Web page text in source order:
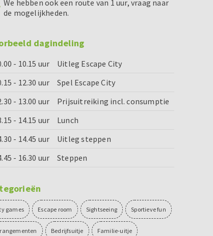
We hebben ook een route van 1 uur, vraag naar
de mogelijkheden.
dagindeling
- 10.15 uur
Uitleg Escape City
- 12.30 uur
Spel Escape City
- 13.00 uur
Prijsuitreiking incl. consumptie
- 14.15 uur
Lunch
- 14.45 uur
Uitleg steppen
- 16.30 uur
Steppen
games Escape room Sightseeing Sportieve fun
Bedrijfsuitje Familie-uitje